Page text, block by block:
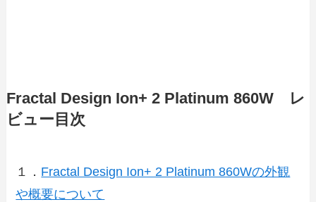
Fractal Design Ion+ 2 Platinum 860W レ
ビュー目次
１． Fractal Design Ion+ 2 Platinum 860Wの外観
や概要について